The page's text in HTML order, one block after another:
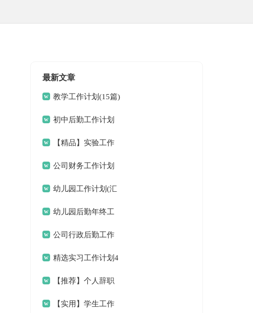
最新文章
教学工作计划(15篇)
初中后勤工作计划
【精品】实验工作
计划三篇
公司财务工作计划
15篇幼儿园工作计划(汇
编15篇)幼儿园后勤年终工
作总结公司行政后勤工作
计划精选实习工作计划4
篇 【推荐】个人辞职
申请书【实用】学生工作